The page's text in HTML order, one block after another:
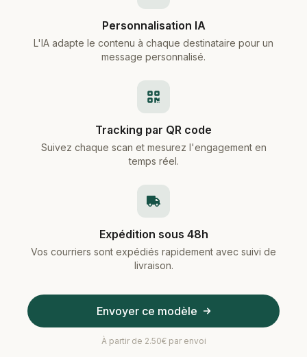
Personnalisation IA
L'IA adapte le contenu à chaque destinataire pour un
message personnalisé.
Tracking par QR code
Suivez chaque scan et mesurez l'engagement en
temps réel.
Expédition sous 48h
Vos courriers sont expédiés rapidement avec suivi de
livraison.
Envoyer ce modèle
À partir de 2.50€ par envoi